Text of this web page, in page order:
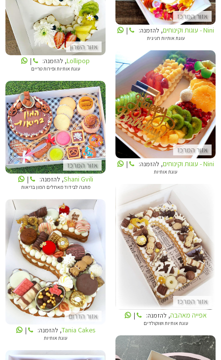
אזור השרון
Lollipop, להזמנה: |
עוגת אותיות ופירות טריים
אזור המרכז
Nini - עוגות וקינוחים , להזמנה: |
עוגת אותיות חגיגית
אזור המרכז
NINI - עוגות וקינוחים
Nini - עוגות וקינוחים , להזמנה: |
עוגת אותיות
אזור המרכז
SHANI GVILI
Shani Gvili, להזמנה: |
מתנה לבידוד מאחלים המון בריאות
אזור המרכז
אפייה מאהבה
אפייה מאהבה, להזמנה: |
עוגת אותיות ושוקולדים
אזור הדרום
TANIA CAKES
Tania Cakes, להזמנה: |
עוגת אותיות